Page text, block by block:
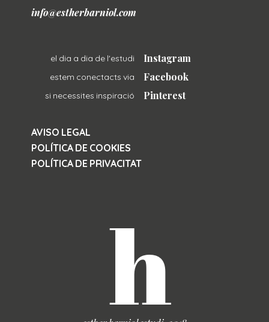
info@estherbarniol.com
el dia a dia de l'estudi Instagram
estem conectacts via Facebook
si necessites inspiració Pinterest
AVISO LEGAL
POLÍTICA DE COOKIES
POLÍTICA DE PRIVACITAT
h